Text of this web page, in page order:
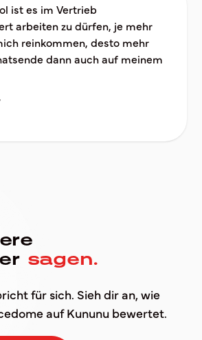
ist es im Vertrieb
arbeiten zu dürfen, je mehr
reinkommen, desto mehr
dann auch auf meinem
sagen.
für sich. Sieh dir an, wie
auf Kununu bewertet.